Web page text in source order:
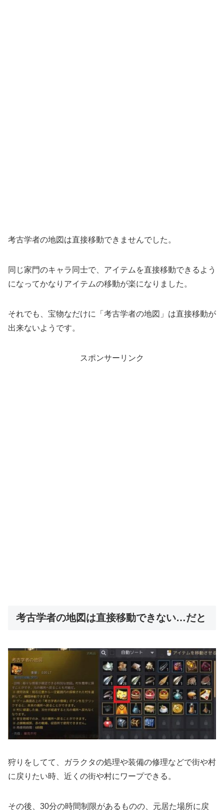
考古学者の地図は直接移動できませんでした。
同じ家門のキャラ同士で、アイテムを直接移動できるよう
になってかなりアイテムの移動が楽になりました。
それでも、宝物なだけに「考古学者の地図」は直接移動が
出来ないようです。
スポンサーリンク
考古学者の地図は直接移動できない…だと
狩りをしてて、ガラクタの処理や装備の修理などで街や村
に戻りたい時、近くの街や村にワープできる。
その後、30分の時間制限があるものの、元居た場所に戻